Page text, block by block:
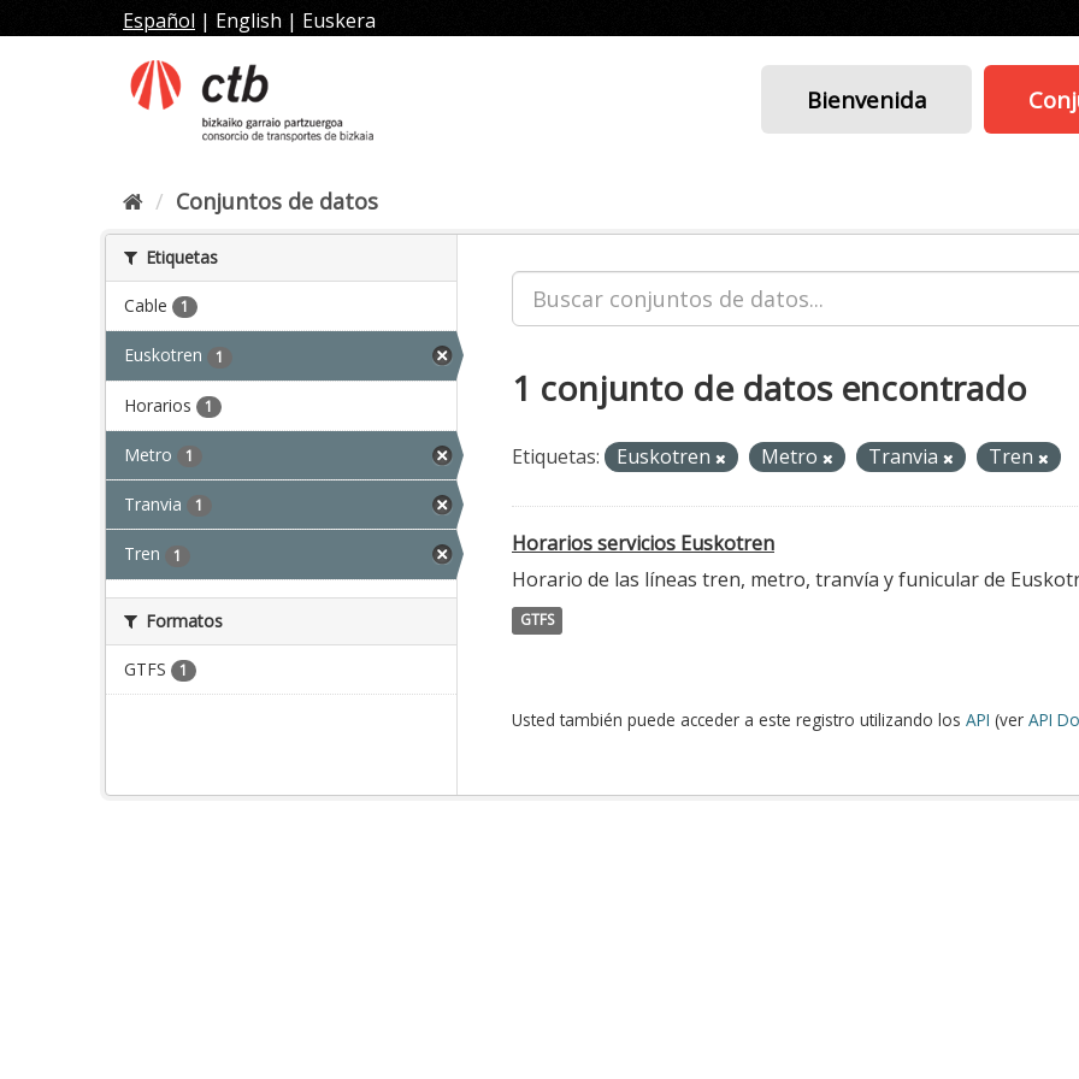
al
Español | English | Euskera
Bienvenida
Conjuntos de datos
Etiquetas
Cable 1
Euskotren 1
Horarios 1
Metro 1
Tranvia 1
Tren 1
Formatos
GTFS 1
1 conjunto de datos encontrado
Etiquetas: Euskotren Metro Tranvia Tren
Horarios servicios Euskotren
Horario de las líneas tren, metro, tranvía y funicular de
GTFS
Usted también puede acceder a este registro utilizando los API (ver API